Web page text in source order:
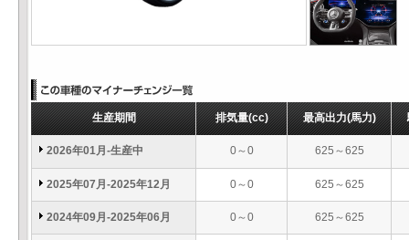
生産期間 排気量(cc) 最高出力(馬力)
2026年01月-生産中 0～0 625～625
2025年07月-2025年12月 0～0 625～625
2024年09月-2025年06月 0～0 625～625